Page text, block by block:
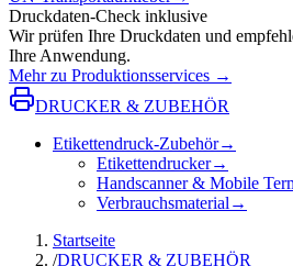
Druckdaten-Check inklusive
Wir prüfen Ihre Druckdaten und
Ihre Anwendung.
Mehr zu Produktionsservices →
DRUCKER & ZUBEHÖR
Etikettendruck-Zubehör→
Etikettendrucker→
Handscanner & Mobile
Verbrauchsmaterial →
Startseite
/DRUCKER & ZUBEHÖR